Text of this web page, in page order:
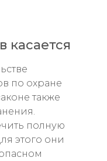
касается
по охране
также
полную
этого они